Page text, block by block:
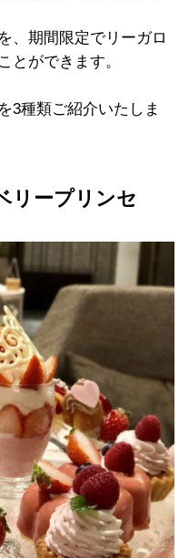
、期間限定でリーガロ
とができます。
3種類ご紹介いたしま
リープリンセ